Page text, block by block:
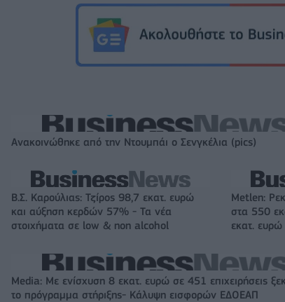
Ανακοινώθηκε από την Ντουμπάι ο Σενγκέλια (pics)
Β.Σ. Καρούλιας: Τζίρος 98,7 εκατ. ευρώ
και αύξηση κερδών 57% - Τα νέα
στοιχήματα σε low & non alcohol
Metlen:
στα 550
εκατ. ευρώ
Media: Με ενίσχυση 8 εκατ. ευρώ σε 451 επιχειρήσεις
το πρόγραμμα στήριξης- Κάλυψη εισφορών ΕΔΟΕΑΠ